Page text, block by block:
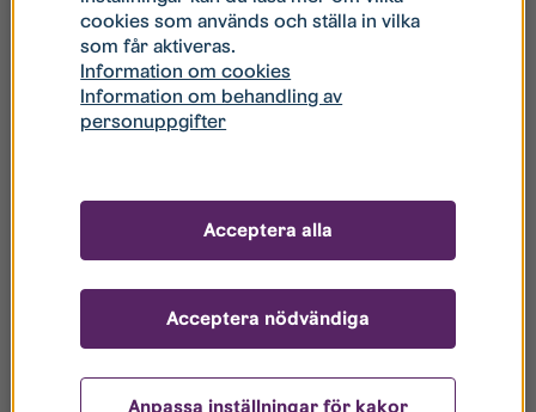
Appliances in the bathroom
Changing the flourescent tube
A cold apartment
cookies som används och ställa in vilka
som får aktiveras.
Information om cookies
Information om behandling av
personuppgifter
Anpassa inställningar för kakor
Acceptera nödvändiga
Acceptera alla